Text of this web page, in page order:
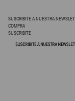
SUSCRIBITE A NUESTRA
COMPRA
SUSCRIBITE